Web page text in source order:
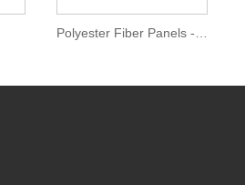
Polyester Fiber Panels - Desktop